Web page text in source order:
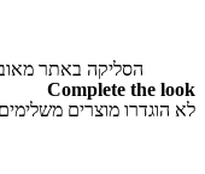
הסליקה באתר
Complete the look
לא הוגדרו מוצרים